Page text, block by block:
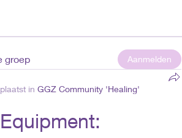
groep Aanmelden
in GGZ Community 'Healing'